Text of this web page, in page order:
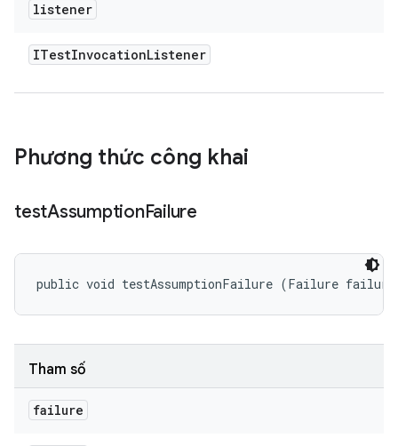
listener
ITestInvocationListener
Phương thức công khai
testAssumptionFailure
public void testAssumptionFailure (Failure
Tham số
failure